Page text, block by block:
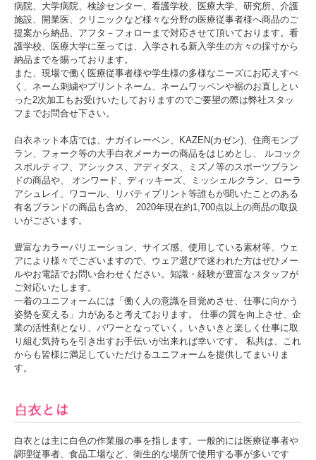
病院、大学病院、検診センター、看護学校、医療大学、研究所、介護
施設、開業医、クリニックなど様々な分野の医療従事者様へ商品のご
提案から納品、アフタ－フォローまで対応させて頂いております。看
護学校、医療大学に至っては、入学される新入学生の方々の採寸から
納品までを賜っております。
また、現場で働く医療従事者様や学生様の多様なニーズにお応えすべ
く、ネーム刺繍やプリントネーム、ネームワッペンや裾のお直しとい
った2次加工もお受けいたしておりますのでご要望の際は弊社スタッ
フまでお問合せ下さい。
白衣ネット本店では、ナガイレーベン、KAZEN(カゼン)、住商モンブ
ラン、フォーク等の大手白衣メーカーの商品をはじめとし、 ルコック
スポルティフ、アシックス、アディダス、ミズノ等のスポーツブラン
ドの商品や、 オンワード、ディッキーズ、ミッシェルクラン、ローラ
アシュレイ、ワコール、リバティプリント等誰もが聞いたことのある
有名ブランドの商品も含め、 2020年現在約1,700点以上の商品の取扱
いがございます。
豊富なカラーバリエーション、サイズ感、使用している素材等、ウェ
アにより様々でございますので、ウェア選びで迷われた方はぜひメー
ルやお電話でお問い合わせください。知識・経験が豊富なスタッフが
ご対応いたします。
一着のユニフォームには「働く人の意識を目覚めさせ、仕事に向かう
姿勢を変える」力があると考えております。 仕事の質を向上させ、企
業の活性剤となり、パワーとなっていく。いきいきと楽しく仕事に取
り組む気持ちを引き出すお手伝いが出来れば幸いです。 私共は、これ
からも皆様に満足していただけるユニフォームを提供してまいりま
す。
白衣とは主に白色の作業服の事を指します。一般的には医療従事者や
調理従事者、食品工場など、衛生的な場所で使用する事が多いです